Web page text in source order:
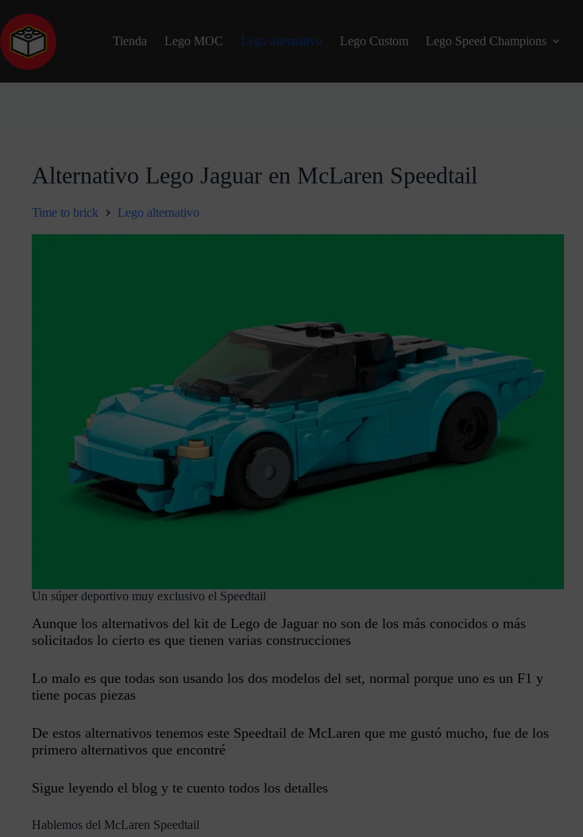
Tienda Lego MOC Lego alternativo Lego Custom Lego Speed Champions
Alternativo Lego Jaguar en McLaren Speedtail
Time to brick Lego alternativo
Un súper deportivo muy exclusivo el Speedtail
Aunque los alternativos del kit de Lego de Jaguar no son de los más conocidos o más
solicitados lo cierto es que tienen varias construcciones
Lo malo es que todas son usando los dos modelos del set, normal porque uno es un F1 y
tiene pocas piezas
De estos alternativos tenemos este Speedtail de McLaren que me gustó mucho, fue de los
primero alternativos que encontré
Sigue leyendo el blog y te cuento todos los detalles
Hablemos del McLaren Speedtail